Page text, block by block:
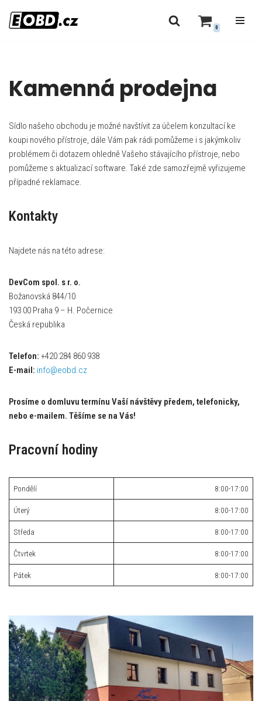
Přeskočit
0
Kamenná prodejna
Sídlo našeho obchodu je možné navštívit za účelem konzultací ke
koupi nového přístroje, dále Vám pak rádi pomůžeme i s jakýmkoliv
problémem či dotazem ohledně Vašeho stávajícího přístroje, nebo
pomůžeme s aktualizací software. Také zde samozřejmě vyřizujeme
případné reklamace.
Kontakty
Najdete nás na této adrese:
DevCom spol. s r. o.
Božanovská 844/10
193 00 Praha 9 – H. Počernice
Česká republika
Telefon: +420 284 860 938
E-mail: info@eobd.cz
Prosíme o domluvu termínu Vaší návštěvy předem, telefonicky,
nebo e-mailem. Těšíme se na Vás!
Pracovní hodiny
Pondělí 8:00-17:00
Úterý 8:00-17:00
Středa 8:00-17:00
Čtvrtek 8:00-17:00
Pátek 8:00-17:00